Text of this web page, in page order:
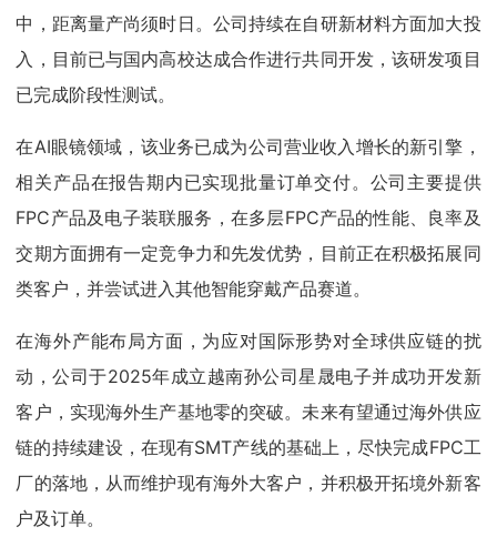
中，距离量产尚须时日。公司持续在自研新材料方面加大投
入，目前已与国内高校达成合作进行共同开发，该研发项目
已完成阶段性测试。
在AI眼镜领域，该业务已成为公司营业收入增长的新引擎，
相关产品在报告期内已实现批量订单交付。公司主要提供
FPC产品及电子装联服务，在多层FPC产品的性能、良率及
交期方面拥有一定竞争力和先发优势，目前正在积极拓展同
类客户，并尝试进入其他智能穿戴产品赛道。
在海外产能布局方面，为应对国际形势对全球供应链的扰
动，公司于2025年成立越南孙公司星晟电子并成功开发新
客户，实现海外生产基地零的突破。未来有望通过海外供应
链的持续建设，在现有SMT产线的基础上，尽快完成FPC工
厂的落地，从而维护现有海外大客户，并积极开拓境外新客
户及订单。